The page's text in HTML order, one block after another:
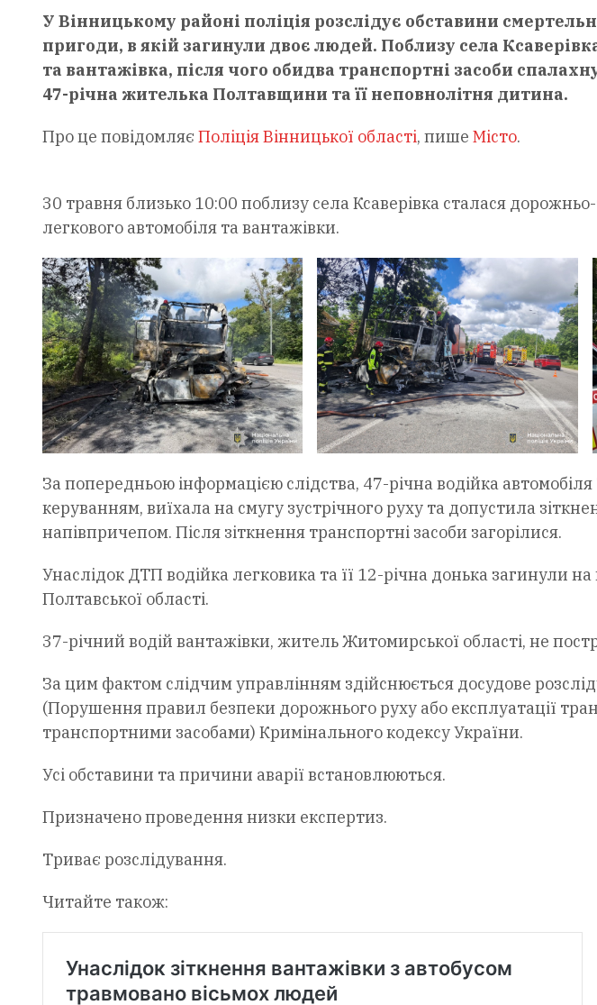
У Вінницькому районі поліція розслідує обставини
пригоди, в якій загинули двоє людей. Поблизу села
та вантажівка, після чого обидва транспортні засоби
47-річна жителька Полтавщини та її неповнолітня дитина.
Про це повідомляє Поліція Вінницької області, пише Місто.
30 травня близько 10:00 поблизу села Ксаверівка сталася
легкового автомобіля та вантажівки.
За попередньою інформацією слідства, 47-річна водійка
керуванням, виїхала на смугу зустрічного руху та допустила
напівпричепом. Після зіткнення транспортні засоби загорілися.
Унаслідок ДТП водійка легковика та її 12-річна донька загинули на
Полтавської області.
37-річний водій вантажівки, житель Житомирської області, не
За цим фактом слідчим управлінням здійснюється досудове
(Порушення правил безпеки дорожнього руху або експлуатації
транспортними засобами) Кримінального кодексу України.
Усі обставини та причини аварії встановлюються.
Призначено проведення низки експертиз.
Триває розслідування.
Читайте також: